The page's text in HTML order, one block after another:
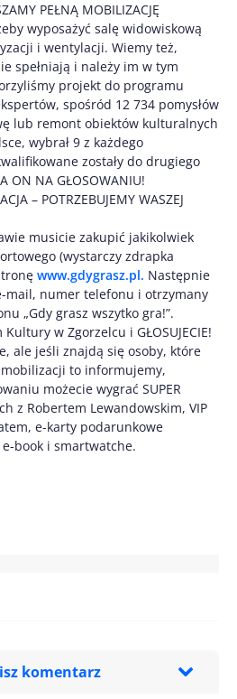
PEŁNĄ MOBILIZACJĘ
wyposażyć salę widowiskową
i wentylacji. Wiemy też,
spełniają i należy im w tym
projekt do programu
spośród 12 734 pomysłów
lub remont obiektów kulturalnych
wybrał 9 z każdego
zostały do drugiego
ON NA GŁOSOWANIU!
– POTRZEBUJEMY WASZEJ
musicie zakupić jakikolwiek
(wystarczy zdrapka
www.gdygrasz.pl. Następnie
mail, numer telefonu i otrzymany
„Gdy grasz wszytko gra!”.
w Zgorzelcu i GŁOSUJECIE!
ale jeśli znajdą się osoby, które
to informujemy,
możecie wygrać SUPER
z Robertem Lewandowskim, VIP
e-karty podarunkowe
book i smartwatche.
komentarz